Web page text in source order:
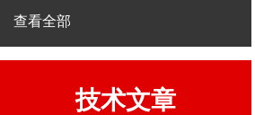
查看全部
技术文章